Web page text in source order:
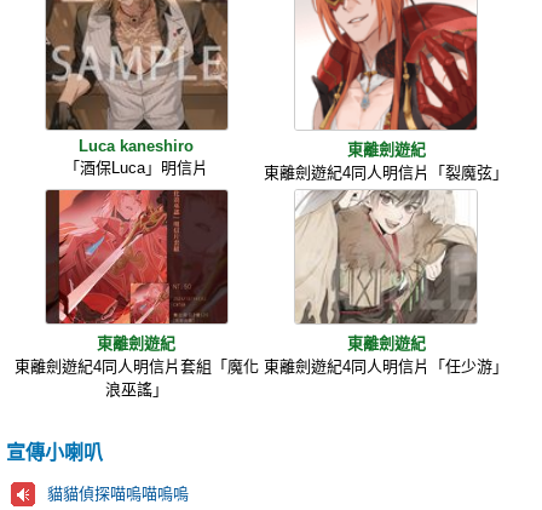
Luca kaneshiro
「酒保Luca」明信片
東離劍遊紀
東離劍遊紀4同人明信片「裂魔弦」
東離劍遊紀
東離劍遊紀4同人明信片套組「魔化
浪巫謠」
東離劍遊紀
東離劍遊紀4同人明信片「任少游」
宣傳小喇叭
貓貓偵探喵嗚喵嗚嗚